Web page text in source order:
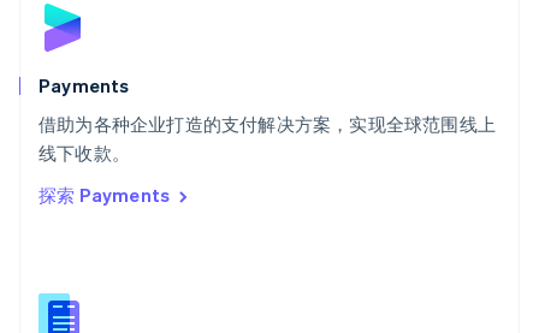
Payments
借助为各种企业打造的支付解决方案，实现全球范围线上
线下收款。
探索 Payments
English
斯洛文尼亚
泰国
ไทยEnglish
希腊
English
西班牙
新西兰
English